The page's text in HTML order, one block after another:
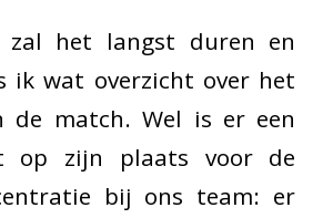
het langst duren en
ik wat overzicht over het
de match. Wel is er een
op zijn plaats voor de
bij ons team: er